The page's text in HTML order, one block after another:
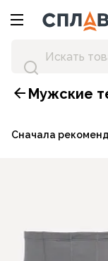
Мужские
Сначала